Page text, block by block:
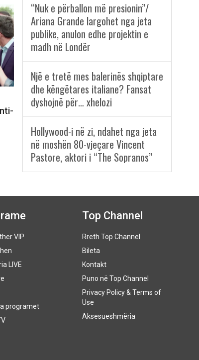
“Nuk e përballon më presionin”/
Ariana Grande largohet nga jeta
publike, anulon edhe projektin e
madh në Londër
Një e tretë mes balerinës shqiptare
dhe këngëtares italiane? Fansat
dyshojnë për… xhelozi
Hollywood-i në zi, ndahet nga jeta
në moshën 80-vjeçare Vincent
Pastore, aktori i “The Sopranos”
VIP
LIVE
programet
Top Channel
Rreth Top Channel
Bileta
Kontakt
Puno në Top Channel
Privacy Policy & Terms of
Use
Aksesueshmëria